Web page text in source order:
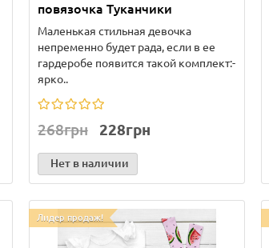
повязочка Туканчики
Маленькая стильная девочка
непременно будет рада, если в ее
гардеробе появится такой комплект:-
ярко..
268грн 228грн
Нет в наличии
Лидер продаж!